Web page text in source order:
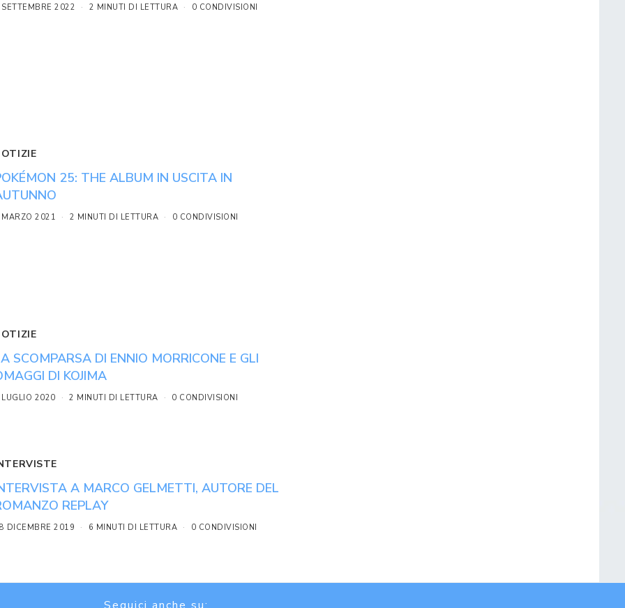
2022 2 MINUTI DI LETTURA 0 CONDIVISIONI
25: THE ALBUM IN USCITA IN
2021 2 MINUTI DI LETTURA 0 CONDIVISIONI
SCOMPARSA DI ENNIO MORRICONE E GLI
DI KOJIMA
2020 2 MINUTI DI LETTURA 0 CONDIVISIONI
A MARCO GELMETTI, AUTORE DEL
REPLAY
DICEMBRE 2019 6 MINUTI DI LETTURA 0 CONDIVISIONI
Seguici anche su: